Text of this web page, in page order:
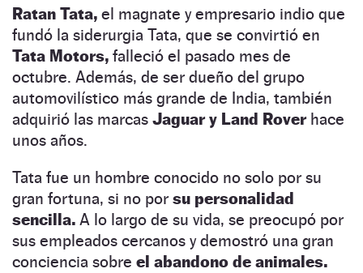
Ratan Tata, el magnate y empresario indio que
fundó la siderurgia Tata, que se convirtió en
Tata Motors, falleció el pasado mes de
octubre. Además, de ser dueño del grupo
automovilístico más grande de India, también
adquirió las marcas Jaguar y Land Rover hace
unos años.
Tata fue un hombre conocido no solo por su
gran fortuna, si no por su personalidad
sencilla. A lo largo de su vida, se preocupó por
sus empleados cercanos y demostró una gran
conciencia sobre el abandono de animales.